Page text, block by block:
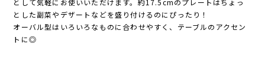
として気軽にお使いいただけます。約17.5cmのプレートはちょっ
とした副菜やデザートなどを盛り付けるのにぴったり！
オーバル型はいろいろなものに合わせやすく、テーブルのアクセン
トに◎